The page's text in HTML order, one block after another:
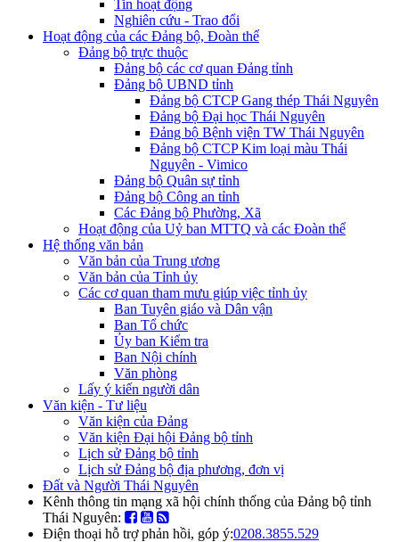
Tin hoạt động
Nghiên cứu - Trao đổi
Hoạt động của các Đảng bộ, Đoàn thể
Đảng bộ trực thuộc
Đảng bộ các cơ quan Đảng tỉnh
Đảng bộ UBND tỉnh
Đảng bộ CTCP Gang thép Thái Nguyên
Đảng bộ Đại học Thái Nguyên
Đảng bộ Bệnh viện TW Thái Nguyên
Đảng bộ CTCP Kim loại màu Thái
Nguyên - Vimico
Đảng bộ Quân sự tỉnh
Đảng bộ Công an tỉnh
Các Đảng bộ Phường, Xã
Hoạt động của Uỷ ban MTTQ và các Đoàn thể
Hệ thống văn bản
Văn bản của Trung ương
Văn bản của Tỉnh ủy
Các cơ quan tham mưu giúp việc tỉnh ủy
Ban Tuyên giáo và Dân vận
Ban Tổ chức
Ủy ban Kiểm tra
Ban Nội chính
Văn phòng
Lấy ý kiến người dân
Văn kiện - Tư liệu
Văn kiện của Đảng
Văn kiện Đại hội Đảng bộ tỉnh
Lịch sử Đảng bộ tỉnh
Lịch sử Đảng bộ địa phương, đơn vị
Đất và Người Thái Nguyên
Kênh thông tin mạng xã hội chính thống của Đảng bộ tỉnh
Thái Nguyên:
Điện thoại hỗ trợ phản hồi, góp ý:0208.3855.529